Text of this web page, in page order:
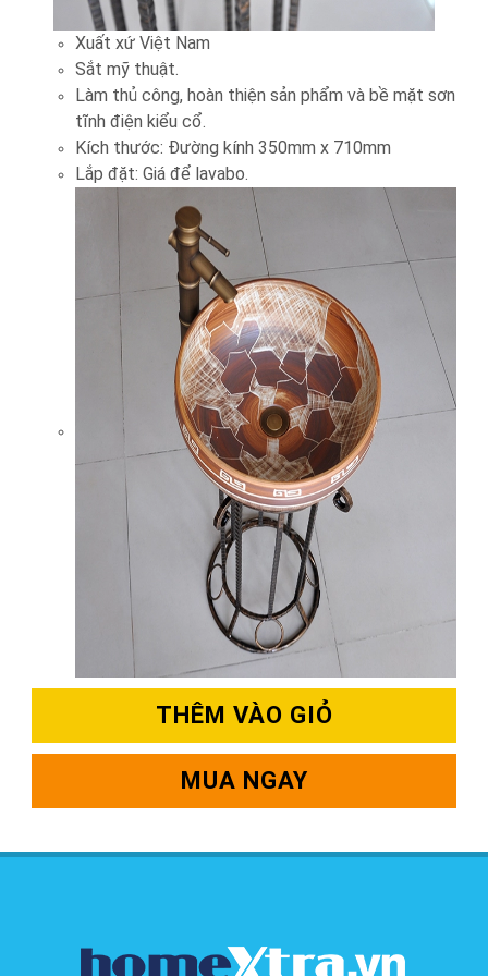
Xuất xứ Việt Nam
Sắt mỹ thuật.
Làm thủ công, hoàn thiện sản phẩm và bề mặt sơn
tĩnh điện kiểu cổ.
Kích thước: Ðường kính 350mm x 710mm
Lắp đặt: Giá để lavabo.
THÊM VÀO GIỎ
MUA NGAY